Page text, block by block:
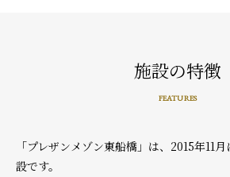
施設の特徴
FEATURES
「プレザンメゾン東船橋」は、2015年11
設です。